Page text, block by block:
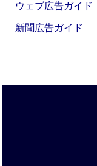
ウェブ広告ガイド
新聞広告ガイド